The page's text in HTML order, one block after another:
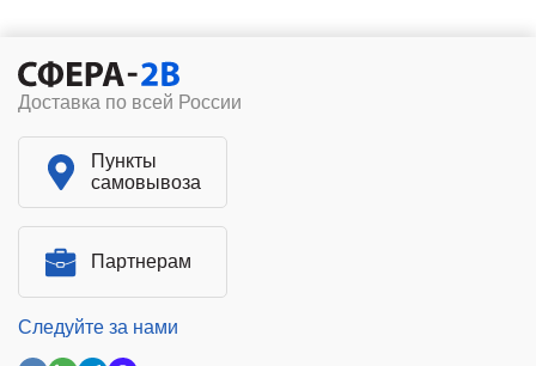
Доставка по всей России
Пункты
самовывоза
Партнерам
Следуйте за нами